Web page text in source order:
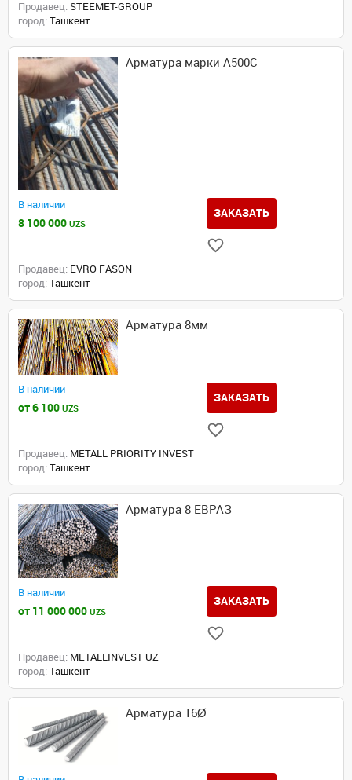
Продавец: STEEMET-GROUP
город: Ташкент
Арматура марки А500С
В наличии
8 100 000 UZS
ЗАКАЗАТЬ
Продавец: EVRO FASON
город: Ташкент
Арматура 8мм
В наличии
от 6 100 UZS
ЗАКАЗАТЬ
Продавец: METALL PRIORITY INVEST
город: Ташкент
Арматура 8 ЕВРАЗ
В наличии
от 11 000 000 UZS
ЗАКАЗАТЬ
Продавец: METALLINVEST UZ
город: Ташкент
Арматура 16Ø